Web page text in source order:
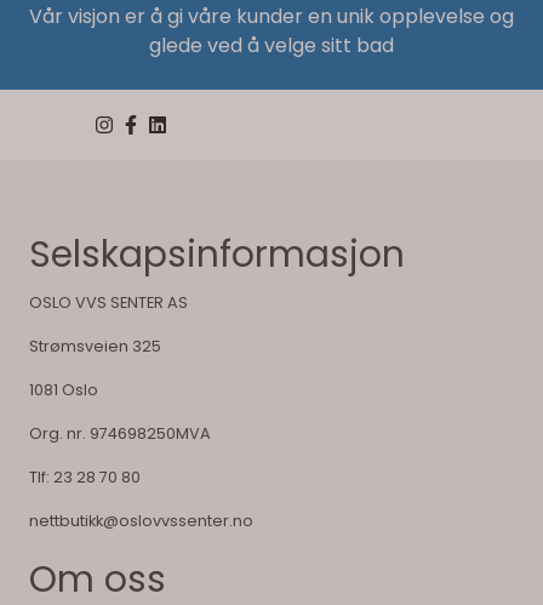
Vår visjon er å gi våre kunder en unik opplevelse og
glede ved å velge sitt bad
Selskapsinformasjon
OSLO VVS SENTER AS
Strømsveien 325
1081 Oslo
Org. nr. 974698250MVA
Tlf: 23 28 70 80
nettbutikk@oslovvssenter.no
Om oss